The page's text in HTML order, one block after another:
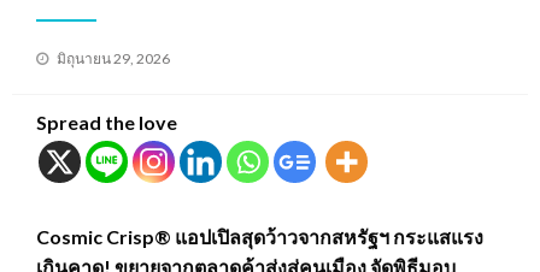
Posted
มิถุนายน 29, 2026
Spread the love
Cosmic Crisp® แอปเปิลสุดว้าวจากสหรัฐฯ กระแสแรง
เกินคาด! ขยายจากตลาดค้าส่งสู่คนเมือง จัดพิธีมอบ